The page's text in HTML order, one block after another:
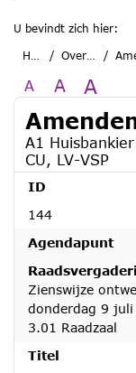
U bevindt zich hier:
Home
Overzichten
A A A
A1
CU, LV-VSP
ID
144
Agendapunt
Zienswijze
donderdag 9
3.01 Raadzaal
Titel